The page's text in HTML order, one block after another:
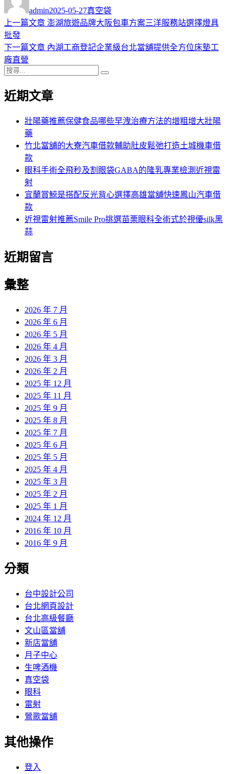
者
admin佈
日
2025-05-27類
真空袋
文
章
導
覽
上一篇文章 上
篇
澎湖旅遊品牌大阪包車方案三洋服務站選擇燈具
批發
下一篇文章 下
章:
內湖工商登記企業級台北當舖提供全方位床墊工
廠直營
搜
關
近期文章
壯陽藥推薦保健食品哪些早洩治療方法的增粗增大壯陽
藥
竹北當舖的大寮汽車借款輔助肚皮鬆弛打造土城機車借
款
眼科手術全飛秒及割眼袋GABA的隆乳專業檢測近視雷
射
宜蘭賞鯨是搭配反光背心選擇高雄當舖快速鳳山汽車借
款
近視雷射推薦Smile Pro挑選苗栗眼科全術式於視優silk黑
蒜
近期留言
彙整
2026 年 7 月
2026 年 6 月
2026 年 5 月
2026 年 4 月
2026 年 3 月
2026 年 2 月
2025 年 12 月
2025 年 11 月
2025 年 9 月
2025 年 8 月
2025 年 7 月
2025 年 6 月
2025 年 5 月
2025 年 4 月
2025 年 3 月
2025 年 2 月
2025 年 1 月
2024 年 12 月
2016 年 10 月
2016 年 9 月
分類
台中設計公司
台北網頁設計
台北高級餐廳
文山區當舖
新店當舖
月子中心
生啤酒機
真空袋
眼科
雷射
鶯歌當舖
其他操作
登入